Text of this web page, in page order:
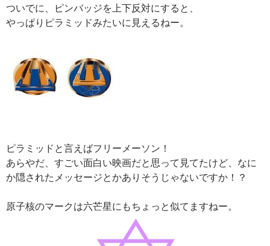
ついでに、ピンバッジを上下反対にすると、
やっぱりピラミッドみたいに見えるねー。
ピラミッドと言えばフリーメーソン！
あらやだ、すごい面白い映画だと思って見てたけど、なに
か隠されたメッセージとかありそうじゃないですか！？
原子核のマークは六芒星にもちょっと似てますねー。